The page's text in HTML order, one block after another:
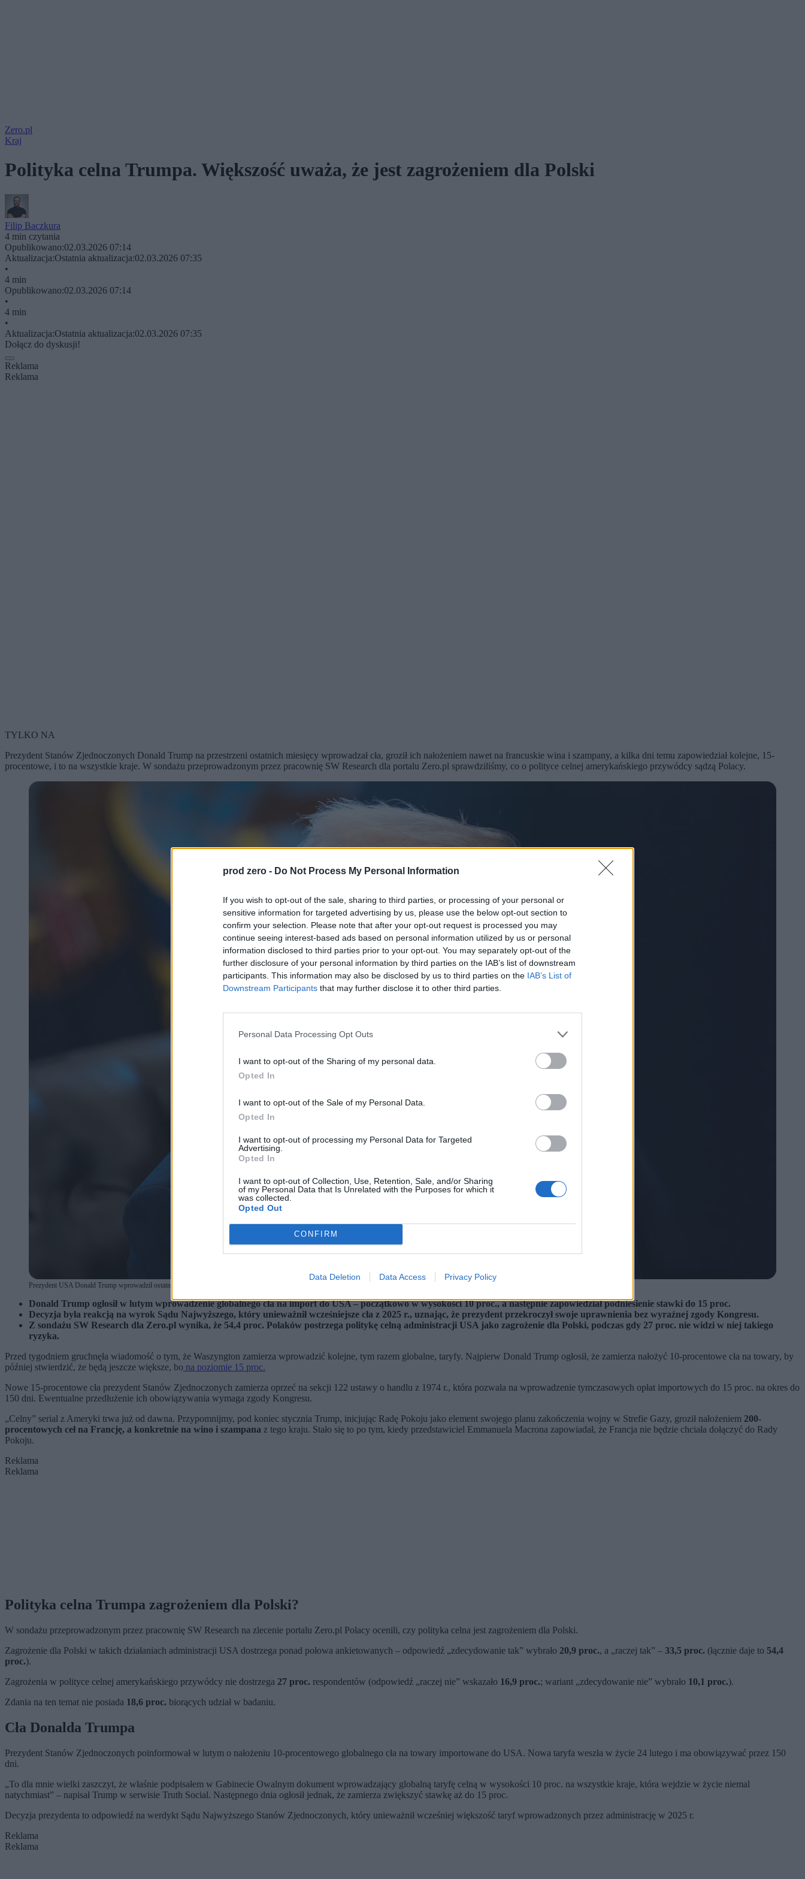
prod zero - Do Not Process My Personal Information
If you wish to opt-out of the sale, sharing to third parties, or processing of your personal or
sensitive information for targeted advertising by us, please use the below opt-out section to
confirm your selection. Please note that after your opt-out request is processed you may
continue seeing interest-based ads based on personal information utilized by us or personal
information disclosed to third parties prior to your opt-out. You may separately opt-out of the
further disclosure of your personal information by third parties on the IAB’s list of downstream
participants. This information may also be disclosed by us to third parties on the IAB’s List of
Downstream Participants that may further disclose it to other third parties.
Personal Data Processing Opt Outs
I want to opt-out of the Sharing of my personal data.
Opted In
I want to opt-out of the Sale of my Personal Data.
Opted In
I want to opt-out of processing my Personal Data for Targeted
Advertising.
Opted In
I want to opt-out of Collection, Use, Retention, Sale, and/or Sharing
of my Personal Data that Is Unrelated with the Purposes for which it
was collected.
Opted Out
CONFIRM
Data Deletion Data Access Privacy Policy
Zero.pl
Kraj
Polityka celna Trumpa. Większość uważa, że jest zagrożeniem dla Polski
Filip Baczkura
4 min czytania
Opublikowano:02.03.2026 07:14
Aktualizacja:Ostatnia aktualizacja:02.03.2026 07:35
•
4 min
Opublikowano:02.03.2026 07:14
•
4 min
•
Aktualizacja:Ostatnia aktualizacja:02.03.2026 07:35
Dołącz do dyskusji!
Reklama
Reklama
TYLKO NA
Prezydent Stanów Zjednoczonych Donald Trump na przestrzeni ostatnich miesięcy wprowadzał cła, groził ich nałożeniem nawet na francuskie wina i szampany, a kilka dni temu zapowiedział kolejne, 15-
procentowe, i to na wszystkie kraje. W sondażu przeprowadzonym przez pracownię SW Research dla portalu Zero.pl sprawdziliśmy, co o polityce celnej amerykańskiego przywódcy sądzą Polacy.
Prezydent USA Donald Trump wprowadził ostatnio 10-proc. cła. (fot. Shutterstock / Shutterstock)
Donald Trump ogłosił w lutym wprowadzenie globalnego cła na import do USA – początkowo w wysokości 10 proc., a następnie zapowiedział podniesienie stawki do 15 proc.
Decyzja była reakcją na wyrok Sądu Najwyższego, który unieważnił wcześniejsze cła z 2025 r., uznając, że prezydent przekroczył swoje uprawnienia bez wyraźnej zgody Kongresu.
Z sondażu SW Research dla Zero.pl wynika, że 54,4 proc. Polaków postrzega politykę celną administracji USA jako zagrożenie dla Polski, podczas gdy 27 proc. nie widzi w niej takiego
ryzyka.
Przed tygodniem gruchnęła wiadomość o tym, że Waszyngton zamierza wprowadzić kolejne, tym razem globalne, taryfy. Najpierw Donald Trump ogłosił, że zamierza nałożyć 10-procentowe cła na towary, by
później stwierdzić, że będą jeszcze większe, bo na poziomie 15 proc.
Nowe 15-procentowe cła prezydent Stanów Zjednoczonych zamierza oprzeć na sekcji 122 ustawy o handlu z 1974 r., która pozwala na wprowadzenie tymczasowych opłat importowych do 15 proc. na okres do
150 dni. Ewentualne przedłużenie ich obowiązywania wymaga zgody Kongresu.
„Celny” serial z Ameryki trwa już od dawna. Przypomnijmy, pod koniec stycznia Trump, inicjując Radę Pokoju jako element swojego planu zakończenia wojny w Strefie Gazy, groził nałożeniem 200-
procentowych ceł na Francję, a konkretnie na wino i szampana z tego kraju. Stało się to po tym, kiedy przedstawiciel Emmanuela Macrona zapowiadał, że Francja nie będzie chciała dołączyć do Rady
Pokoju.
Reklama
Reklama
Polityka celna Trumpa zagrożeniem dla Polski?
W sondażu przeprowadzonym przez pracownię SW Research na zlecenie portalu Zero.pl Polacy ocenili, czy polityka celna jest zagrożeniem dla Polski.
Zagrożenie dla Polski w takich działaniach administracji USA dostrzega ponad połowa ankietowanych – odpowiedź „zdecydowanie tak” wybrało 20,9 proc., a „raczej tak” – 33,5 proc. (łącznie daje to 54,4
proc.).
Zagrożenia w polityce celnej amerykańskiego przywódcy nie dostrzega 27 proc. respondentów (odpowiedź „raczej nie” wskazało 16,9 proc.; wariant „zdecydowanie nie” wybrało 10,1 proc.).
Zdania na ten temat nie posiada 18,6 proc. biorących udział w badaniu.
Cła Donalda Trumpa
Prezydent Stanów Zjednoczonych poinformował w lutym o nałożeniu 10-procentowego globalnego cła na towary importowane do USA. Nowa taryfa weszła w życie 24 lutego i ma obowiązywać przez 150
dni.
„To dla mnie wielki zaszczyt, że właśnie podpisałem w Gabinecie Owalnym dokument wprowadzający globalną taryfę celną w wysokości 10 proc. na wszystkie kraje, która wejdzie w życie niemal
natychmiast” – napisał Trump w serwisie Truth Social. Następnego dnia ogłosił jednak, że zamierza zwiększyć stawkę aż do 15 proc.
Decyzja prezydenta to odpowiedź na werdykt Sądu Najwyższego Stanów Zjednoczonych, który unieważnił wcześniej większość taryf wprowadzonych przez administrację w 2025 r.
Reklama
Reklama